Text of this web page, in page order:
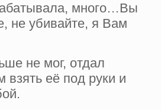
много…Вы
не убивайте, я Вам
не мог, отдал
взять её под руки и